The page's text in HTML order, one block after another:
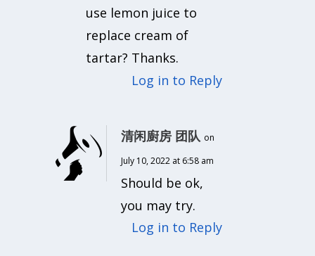
use lemon juice to
replace cream of
tartar? Thanks.
Log in to Reply
清闲廚房 团队 on
July 10, 2022 at 6:58 am
Should be ok,
you may try.
Log in to Reply